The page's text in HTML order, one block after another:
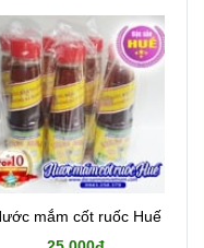
mắm cốt ruốc Huế